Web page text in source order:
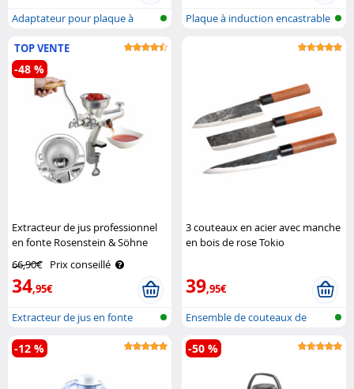
Adaptateur pour plaque à
Plaque à induction encastrable
TOP VENTE
Extracteur de jus professionnel
en fonte Rosenstein & Söhne
66,90€ Prix conseillé
34,95€
-48 %
Extracteur de jus en fonte
3 couteaux en acier avec manche
en bois de rose Tokio
39,95€
Ensemble de couteaux de
cuisine fai..
-12 % -50 %